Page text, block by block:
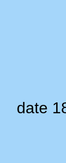
date